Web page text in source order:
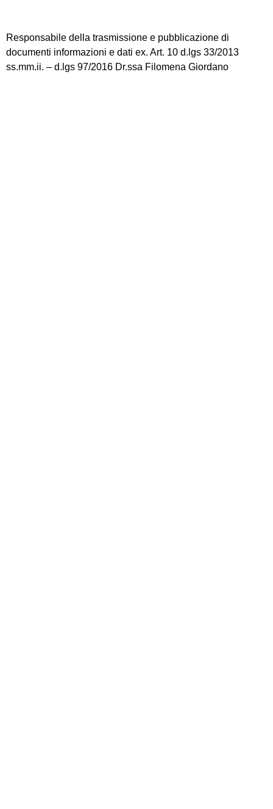
Responsabile della trasmissione e pubblicazione di
documenti informazioni e dati ex. Art. 10 d.lgs 33/2013
ss.mm.ii. – d.lgs 97/2016 Dr.ssa Filomena Giordano